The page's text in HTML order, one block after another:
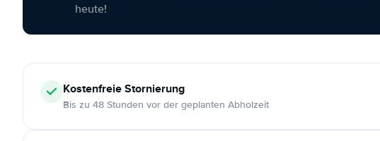
heute!
KostenfreieStornierung
Bis zu 48 Stunden vor der geplanten Abholzeit